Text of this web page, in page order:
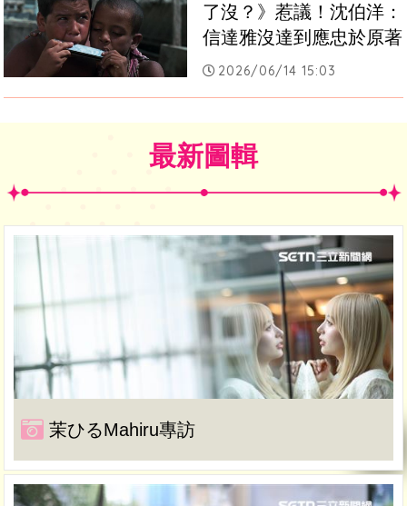
了沒？》惹議！沈伯洋：
信達雅沒達到應忠於原著
2026/06/14 15:03
最新圖輯
茉ひるMahiru專訪